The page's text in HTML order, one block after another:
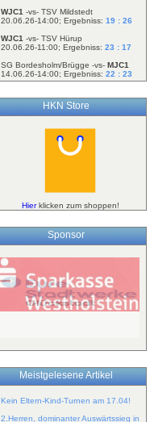
WJC1 -vs- TSV Mildstedt
20.06.26-14:00; Ergebniss: 19 : 26
WJC1 -vs- TSV Hürup
20.06.26-11:00; Ergebniss: 23 : 17
SG Bordesholm/Brügge -vs- MJC1
14.06.26-14:00; Ergebniss: 22 : 23
HKN Store
Hierklicken zum shoppen!
Sponsor
Meistgelesene Artikel
Kein Eltern-Kind-Turnen am 17.04!
2.Herren, dominanter Auswärtssieg in